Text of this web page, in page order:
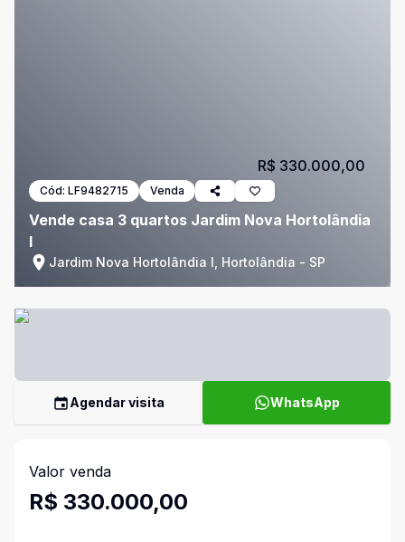
Cód: LF9482715 Venda
Vende casa 3 quartos Jardim Nova Hortolândia
I
Jardim Nova Hortolândia I, Hortolândia - SP
R$ 330.000,00
Agendar visita WhatsApp
Valor venda
R$ 330.000,00